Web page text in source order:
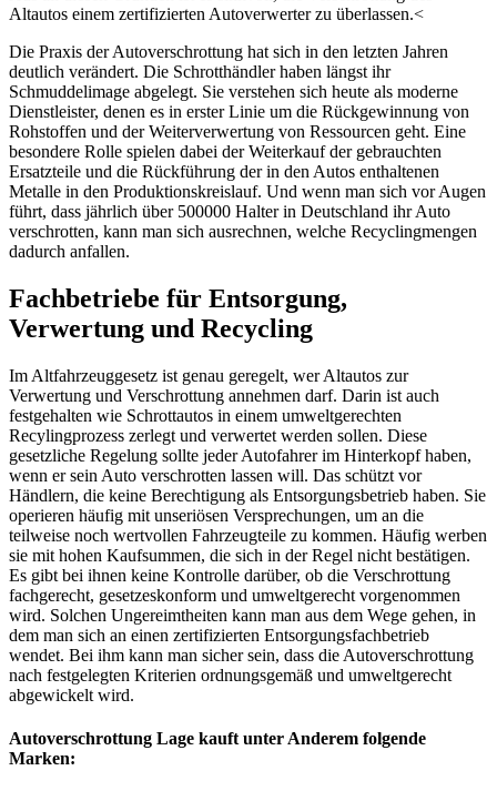
Altautos einem zertifizierten Autoverwerter zu überlassen.<
Die Praxis der Autoverschrottung hat sich in den letzten Jahren
deutlich verändert. Die Schrotthändler haben längst ihr
Schmuddelimage abgelegt. Sie verstehen sich heute als moderne
Dienstleister, denen es in erster Linie um die Rückgewinnung von
Rohstoffen und der Weiterverwertung von Ressourcen geht. Eine
besondere Rolle spielen dabei der Weiterkauf der gebrauchten
Ersatzteile und die Rückführung der in den Autos enthaltenen
Metalle in den Produktionskreislauf. Und wenn man sich vor Augen
führt, dass jährlich über 500000 Halter in Deutschland ihr Auto
verschrotten, kann man sich ausrechnen, welche Recyclingmengen
dadurch anfallen.
Fachbetriebe für Entsorgung,
Verwertung und Recycling
Im Altfahrzeuggesetz ist genau geregelt, wer Altautos zur
Verwertung und Verschrottung annehmen darf. Darin ist auch
festgehalten wie Schrottautos in einem umweltgerechten
Recylingprozess zerlegt und verwertet werden sollen. Diese
gesetzliche Regelung sollte jeder Autofahrer im Hinterkopf haben,
wenn er sein Auto verschrotten lassen will. Das schützt vor
Händlern, die keine Berechtigung als Entsorgungsbetrieb haben. Sie
operieren häufig mit unseriösen Versprechungen, um an die
teilweise noch wertvollen Fahrzeugteile zu kommen. Häufig werben
sie mit hohen Kaufsummen, die sich in der Regel nicht bestätigen.
Es gibt bei ihnen keine Kontrolle darüber, ob die Verschrottung
fachgerecht, gesetzeskonform und umweltgerecht vorgenommen
wird. Solchen Ungereimtheiten kann man aus dem Wege gehen, in
dem man sich an einen zertifizierten Entsorgungsfachbetrieb
wendet. Bei ihm kann man sicher sein, dass die Autoverschrottung
nach festgelegten Kriterien ordnungsgemäß und umweltgerecht
abgewickelt wird.
Autoverschrottung Lage kauft unter Anderem folgende
Marken: